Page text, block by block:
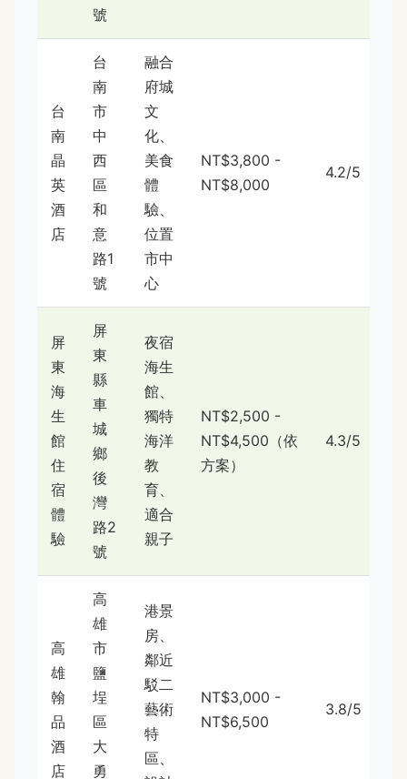
號
台
南
晶
英
酒
店
台
南
市
中
西
區
和
意
路1
號
融合
府城
文
化、
美食
體
驗、
位置
市中
心
NT$3,800 -
NT$8,000
4.2/5
屏
東
海
生
館
住
宿
體
驗
屏
東
縣
車
城
鄉
後
灣
路2
號
夜宿
海生
館、
獨特
海洋
教
育、
適合
親子
NT$2,500 -
NT$4,500（依
方案）
4.3/5
高
雄
翰
品
酒
店
高
雄
市
鹽
埕
區
大
勇
港景
房、
鄰近
駁二
藝術
特
區、
NT$3,000 -
NT$6,500
3.8/5